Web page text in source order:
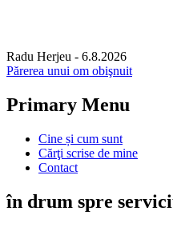
Radu Herjeu - 6.8.2026
Părerea unui om obişnuit
Primary Menu
Skip
content
Cine și cum sunt
Cărţi scrise de mine
Contact
în drum spre